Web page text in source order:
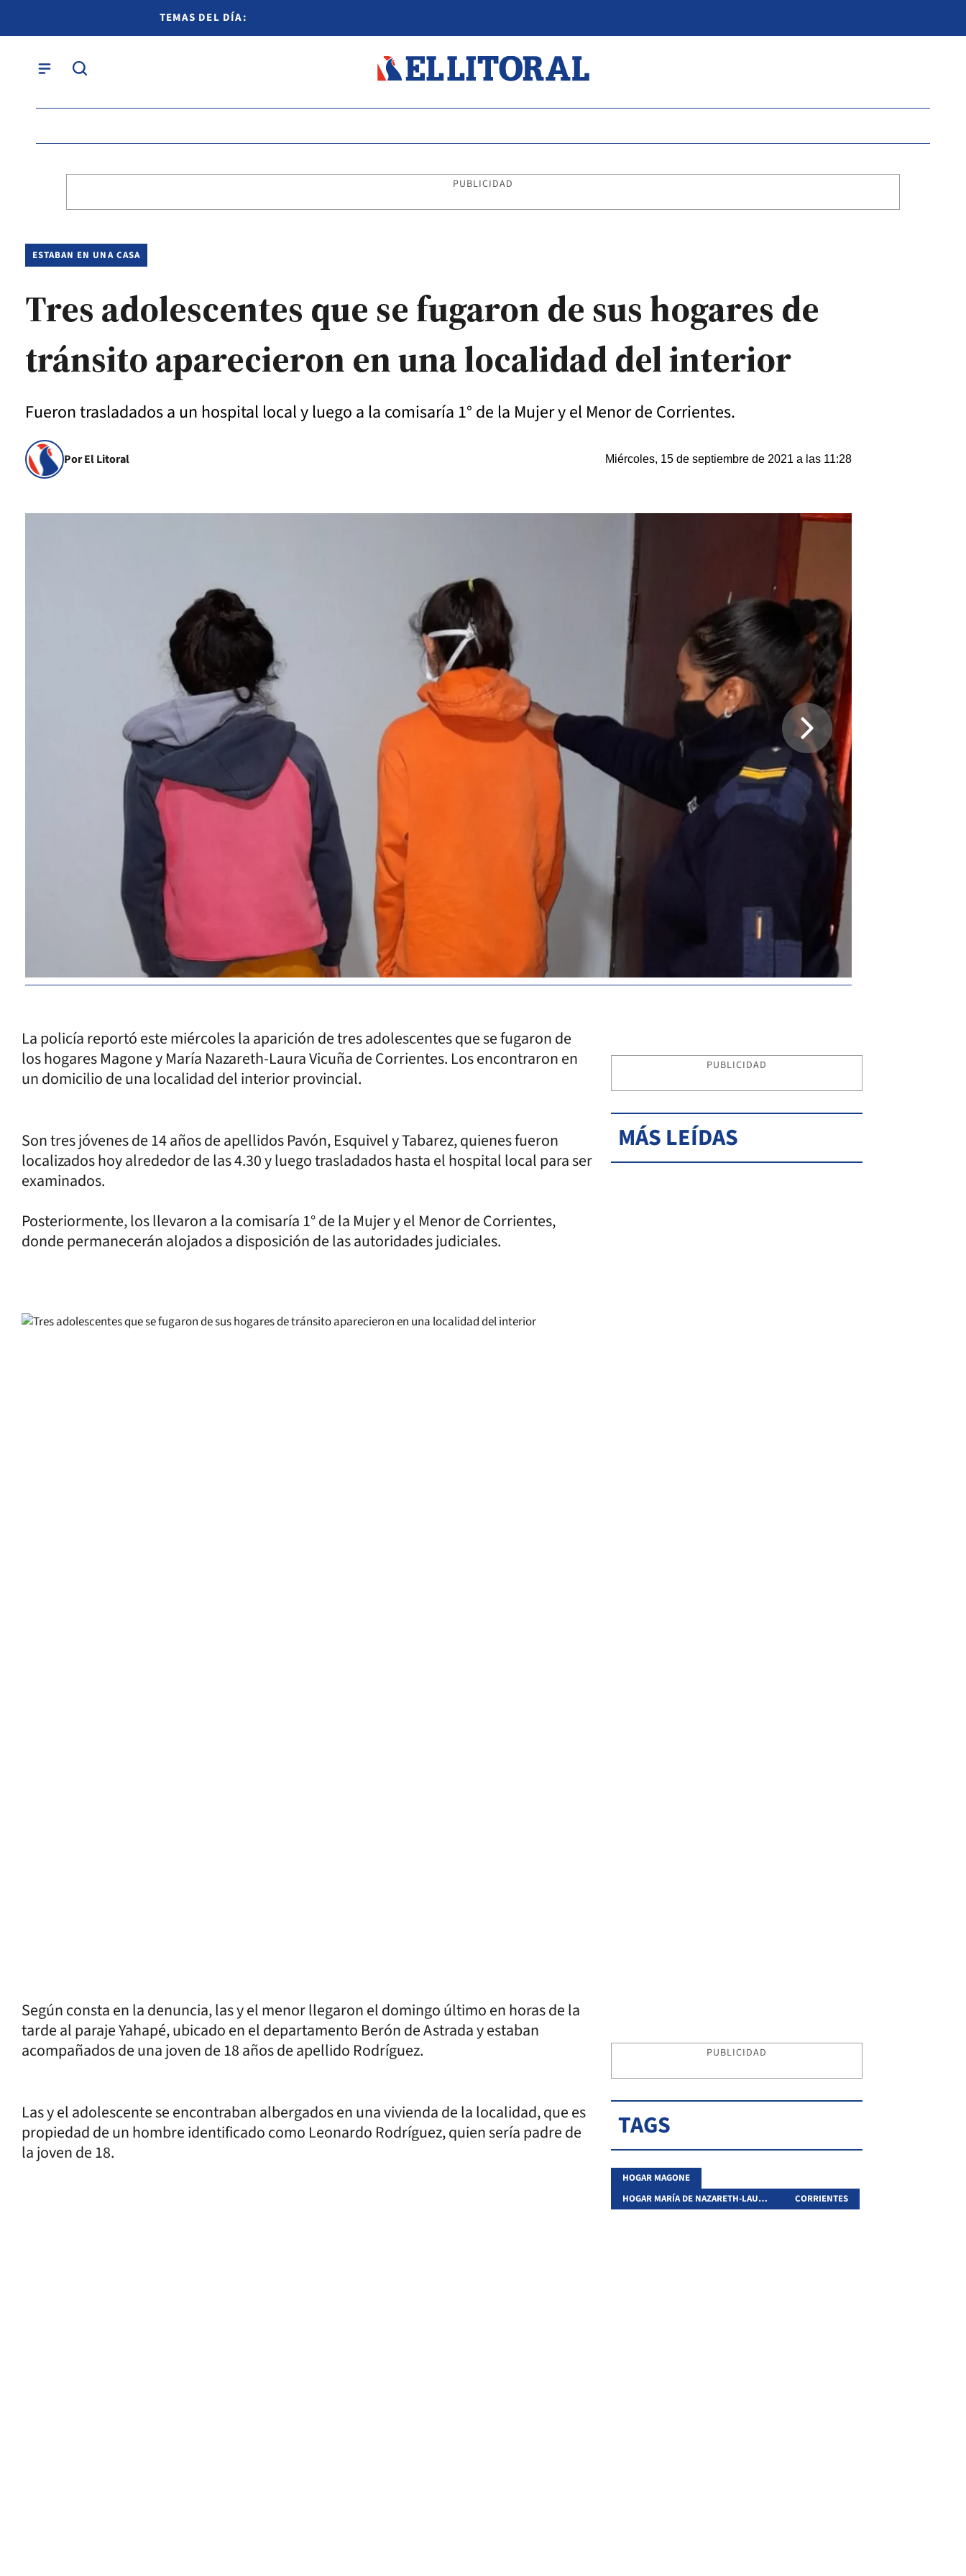
TEMAS DEL DÍA:
PUBLICIDAD
ESTABAN EN UNA CASA
Tres adolescentes que se fugaron de sus hogares de
tránsito aparecieron en una localidad del interior
Fueron trasladados a un hospital local y luego a la comisaría 1° de la Mujer y el Menor de Corrientes.
Por El Litoral Miércoles, 15 de septiembre de 2021 a las 11:28
La policía reportó este miércoles la aparición de tres adolescentes que se fugaron de
los hogares Magone y María Nazareth-Laura Vicuña de Corrientes. Los encontraron en
un domicilio de una localidad del interior provincial.
Son tres jóvenes de 14 años de apellidos Pavón, Esquivel y Tabarez, quienes fueron
localizados hoy alrededor de las 4.30 y luego trasladados hasta el hospital local para ser
examinados.
Posteriormente, los llevaron a la comisaría 1° de la Mujer y el Menor de Corrientes,
donde permanecerán alojados a disposición de las autoridades judiciales.
Según consta en la denuncia, las y el menor llegaron el domingo último en horas de la
tarde al paraje Yahapé, ubicado en el departamento Berón de Astrada y estaban
acompañados de una joven de 18 años de apellido Rodríguez.
Las y el adolescente se encontraban albergados en una vivienda de la localidad, que es
propiedad de un hombre identificado como Leonardo Rodríguez, quien sería padre de
la joven de 18.
PUBLICIDAD
MÁS LEÍDAS
PUBLICIDAD
TAGS
HOGAR MAGONE
HOGAR MARÍA DE NAZARETH-LAURA VICUÑA
CORRIENTES